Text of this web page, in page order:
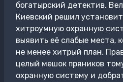
богатырский детектив.
Киевский решил
хитроумную охранную
выявить её слабые места,
не менее хитрый план.
целый мешок пряников
охранную систему и